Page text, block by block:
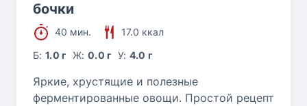
бочки
40 мин.
17.0 ккал
Б:1.0 г Ж: 0.0 г У: 4.0 г
Яркие, хрустящие и полезные
ферментированные овощи. Простой рецепт